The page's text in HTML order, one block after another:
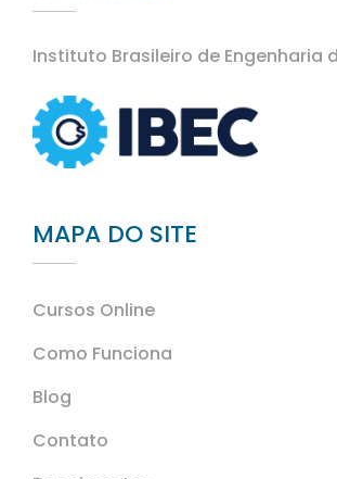
Instituto Brasileiro de Engenharia
MAPA DO SITE
Cursos Online
Como Funciona
Blog
Contato